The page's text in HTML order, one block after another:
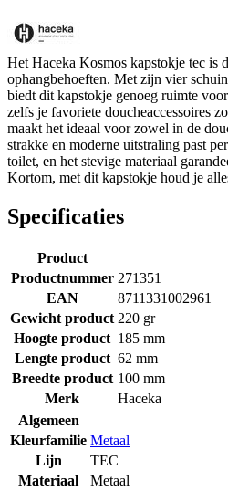
Het Haceka Kosmos kapstokje tec is
ophangbehoeften. Met zijn vier
biedt dit kapstokje genoeg ruimte
zelfs je favoriete doucheaccessoires
maakt het ideaal voor zowel in de
strakke en moderne uitstraling past
toilet, en het stevige materiaal
Kortom, met dit kapstokje houd je
Specificaties
Product
Productnummer 271351
EAN
8711331002961
Gewicht product 220 gr
Hoogte product 185 mm
Lengte product 62 mm
Breedte product 100 mm
Merk
Haceka
Algemeen
Kleurfamilie Metaal
Lijn
TEC
Materiaal
Metaal